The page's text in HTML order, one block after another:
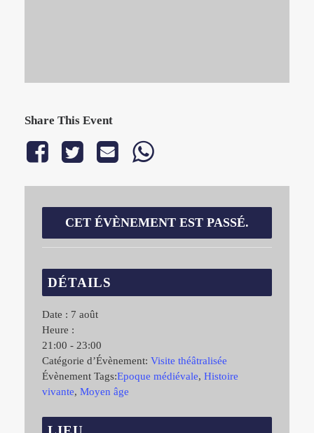
Share This Event
CET ÉVÈNEMENT EST PASSÉ.
DÉTAILS
Date : 7 août
Heure :
21:00 - 23:00
Catégorie d’Évènement: Visite théâtralisée
Évènement Tags:Epoque médiévale, Histoire
vivante, Moyen âge